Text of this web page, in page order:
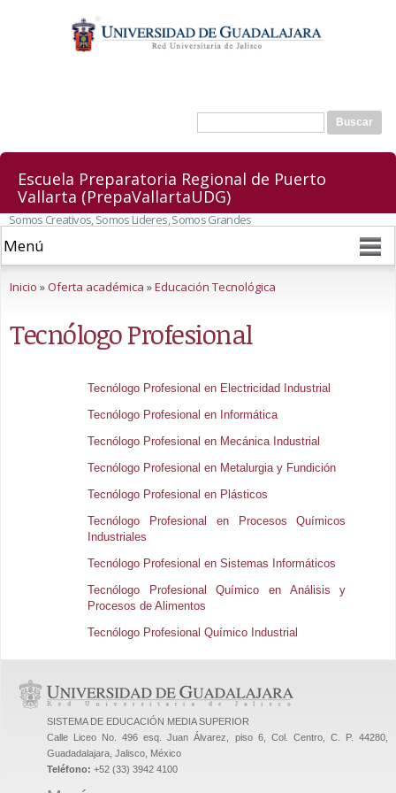
contenido
principal
Formulario de búsqueda
Buscar
Escuela Preparatoria Regional de Puerto
Vallarta (PrepaVallartaUDG)
Somos Creativos, Somos Lideres, Somos Grandes
Inicio »Oferta académica »Educación Tecnológica
Tecnólogo Profesional
Tecnólogo Profesional en Electricidad Industrial
Tecnólogo Profesional en Informática
Tecnólogo Profesional en Mecánica Industrial
Tecnólogo Profesional en Metalurgia y Fundición
Tecnólogo Profesional en Plásticos
Tecnólogo Profesional en Procesos Químicos
Industriales
Tecnólogo Profesional en Sistemas Informáticos
Tecnólogo Profesional Químico en Análisis y
Procesos de Alimentos
Tecnólogo Profesional Químico Industrial
SISTEMA DE EDUCACIÓN MEDIA SUPERIOR
Calle Liceo No. 496 esq. Juan Álvarez, piso 6, Col. Centro, C. P. 44280,
Guadadalajara, Jalisco, México
Teléfono: +52 (33) 3942 4100